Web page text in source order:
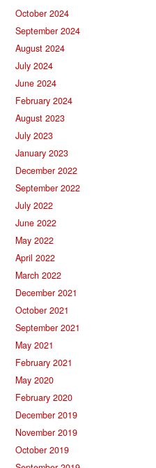
October 2024
September 2024
August 2024
July 2024
June 2024
February 2024
August 2023
July 2023
January 2023
December 2022
September 2022
July 2022
June 2022
May 2022
April 2022
March 2022
December 2021
October 2021
September 2021
May 2021
February 2021
May 2020
February 2020
December 2019
November 2019
October 2019